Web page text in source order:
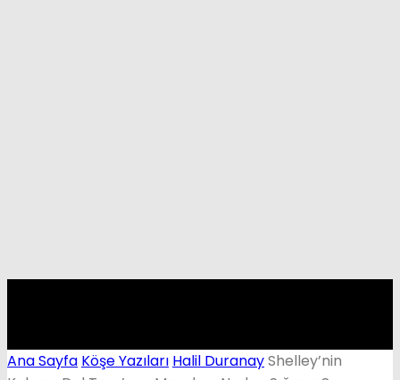
Ana Sayfa Köşe Yazıları Halil DuranayShelley’nin